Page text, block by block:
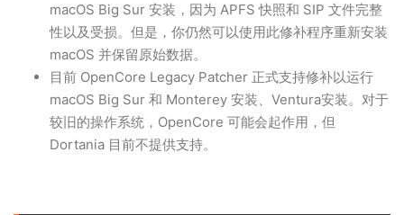
macOS Big Sur 安装，因为 APFS 快照和 SIP 文件完整
性以及受损。但是，你仍然可以使用此修补程序重新安装
macOS 并保留原始数据。
目前 OpenCore Legacy Patcher 正式支持修补以运行
macOS Big Sur 和 Monterey 安装、Ventura安装。对于
较旧的操作系统，OpenCore 可能会起作用，但
Dortania 目前不提供支持。